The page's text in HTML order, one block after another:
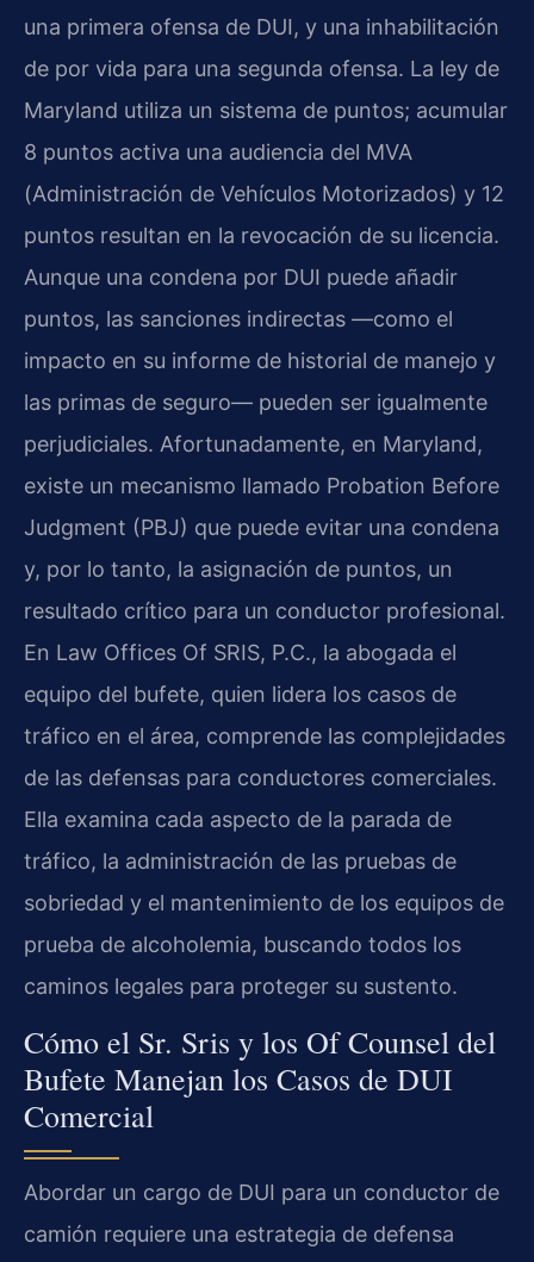
una primera ofensa de DUI, y una inhabilitación
de por vida para una segunda ofensa. La ley de
Maryland utiliza un sistema de puntos; acumular
8 puntos activa una audiencia del MVA
(Administración de Vehículos Motorizados) y 12
puntos resultan en la revocación de su licencia.
Aunque una condena por DUI puede añadir
puntos, las sanciones indirectas —como el
impacto en su informe de historial de manejo y
las primas de seguro— pueden ser igualmente
perjudiciales. Afortunadamente, en Maryland,
existe un mecanismo llamado Probation Before
Judgment (PBJ) que puede evitar una condena
y, por lo tanto, la asignación de puntos, un
resultado crítico para un conductor profesional.
En Law Offices Of SRIS, P.C., la abogada el
equipo del bufete, quien lidera los casos de
tráfico en el área, comprende las complejidades
de las defensas para conductores comerciales.
Ella examina cada aspecto de la parada de
tráfico, la administración de las pruebas de
sobriedad y el mantenimiento de los equipos de
prueba de alcoholemia, buscando todos los
caminos legales para proteger su sustento.
Cómo el Sr. Sris y los Of Counsel del
Bufete Manejan los Casos de DUI
Comercial
Abordar un cargo de DUI para un conductor de
camión requiere una estrategia de defensa